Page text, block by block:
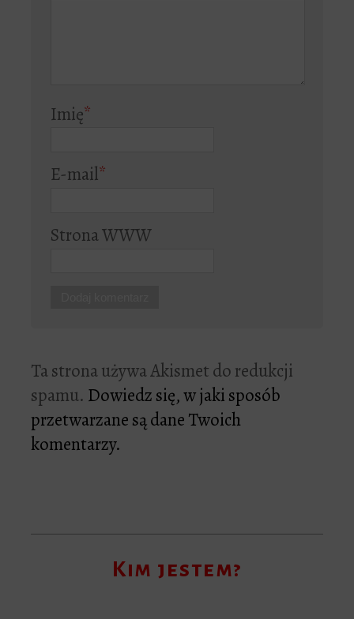
Imię*
E-mail*
Strona WWW
Ta strona używa Akismet do redukcji
spamu. Dowiedz się, w jaki sposób
przetwarzane są dane Twoich
komentarzy.
Kim jestem?